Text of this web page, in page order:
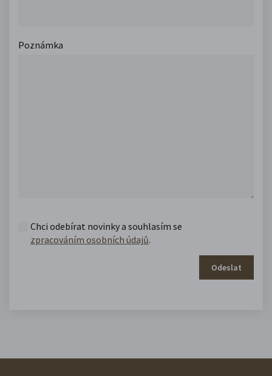
Poznámka
Chci odebírat novinky a souhlasím se
zpracováním osobních údajů.
Odeslat